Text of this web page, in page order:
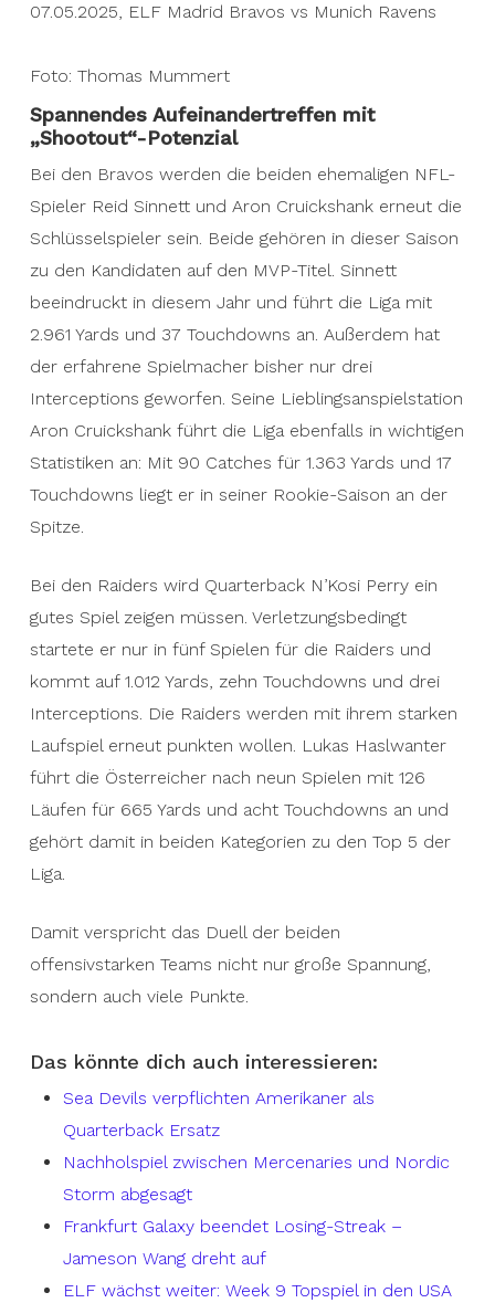
07.05.2025, ELF Madrid Bravos vs Munich Ravens
Foto: Thomas Mummert
Spannendes Aufeinandertreffen mit
„Shootout“-Potenzial
Bei den Bravos werden die beiden ehemaligen NFL-
Spieler Reid Sinnett und Aron Cruickshank erneut die
Schlüsselspieler sein. Beide gehören in dieser Saison
zu den Kandidaten auf den MVP-Titel. Sinnett
beeindruckt in diesem Jahr und führt die Liga mit
2.961 Yards und 37 Touchdowns an. Außerdem hat
der erfahrene Spielmacher bisher nur drei
Interceptions geworfen. Seine Lieblingsanspielstation
Aron Cruickshank führt die Liga ebenfalls in wichtigen
Statistiken an: Mit 90 Catches für 1.363 Yards und 17
Touchdowns liegt er in seiner Rookie-Saison an der
Spitze.
Bei den Raiders wird Quarterback N’Kosi Perry ein
gutes Spiel zeigen müssen. Verletzungsbedingt
startete er nur in fünf Spielen für die Raiders und
kommt auf 1.012 Yards, zehn Touchdowns und drei
Interceptions. Die Raiders werden mit ihrem starken
Laufspiel erneut punkten wollen. Lukas Haslwanter
führt die Österreicher nach neun Spielen mit 126
Läufen für 665 Yards und acht Touchdowns an und
gehört damit in beiden Kategorien zu den Top 5 der
Liga.
Damit verspricht das Duell der beiden
offensivstarken Teams nicht nur große Spannung,
sondern auch viele Punkte.
Das könnte dich auch interessieren:
Sea Devils verpflichten Amerikaner als
Quarterback Ersatz
Nachholspiel zwischen Mercenaries und Nordic
Storm abgesagt
Frankfurt Galaxy beendet Losing-Streak –
Jameson Wang dreht auf
ELF wächst weiter: Week 9 Topspiel in den USA